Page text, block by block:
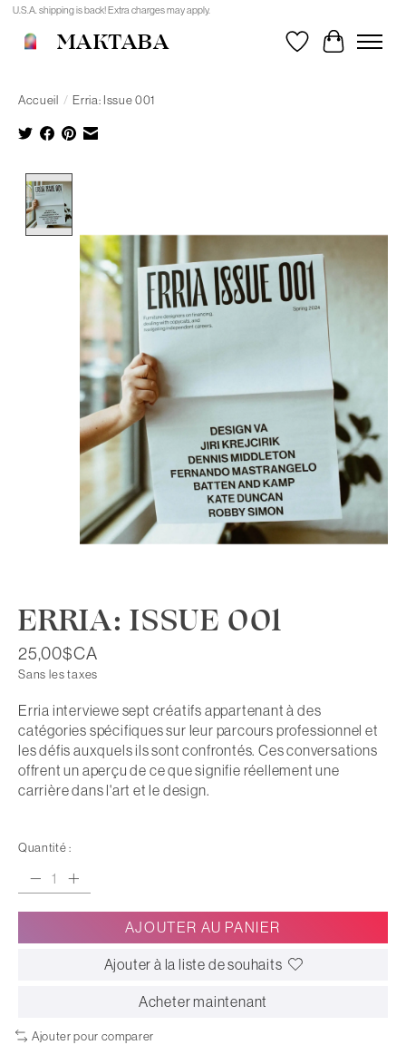
U.S.A. shipping is back! Extra charges may apply.
MAKTABA Liste de souhaits
Panier
Accueil / Erria: Issue 001
ERRIA: ISSUE 001
25,00$CA
Sans les taxes
Erria interviewe sept créatifs appartenant à des
catégories spécifiques sur leur parcours professionnel et
les défis auxquels ils sont confrontés. Ces conversations
offrent un aperçu de ce que signifie réellement une
carrière dans l'art et le design.
Quantité :
AJOUTER AU PANIER
Ajouter à la liste de souhaits
Acheter maintenant
Ajouter pour comparer